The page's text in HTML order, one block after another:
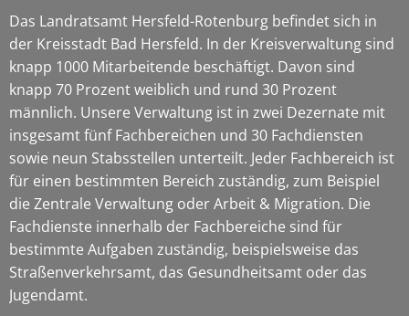
Das Landratsamt Hersfeld-Rotenburg befindet sich in
der Kreisstadt Bad Hersfeld. In der Kreisverwaltung sind
knapp 1000 Mitarbeitende beschäftigt. Davon sind
knapp 70 Prozent weiblich und rund 30 Prozent
männlich. Unsere Verwaltung ist in zwei Dezernate mit
insgesamt fünf Fachbereichen und 30 Fachdiensten
sowie neun Stabsstellen unterteilt. Jeder Fachbereich ist
für einen bestimmten Bereich zuständig, zum Beispiel
die Zentrale Verwaltung oder Arbeit & Migration. Die
Fachdienste innerhalb der Fachbereiche sind für
bestimmte Aufgaben zuständig, beispielsweise das
Straßenverkehrsamt, das Gesundheitsamt oder das
Jugendamt.